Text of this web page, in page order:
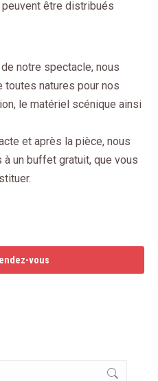
être distribués
notre spectacle, nous
toutes natures pour nos
le matériel scénique ainsi
et après la pièce, nous
un buffet gratuit, que vous
vous